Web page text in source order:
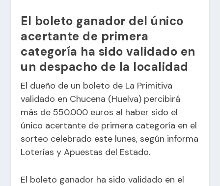
El boleto ganador del único
acertante de primera
categoría ha sido validado en
un despacho de la localidad
El dueño de un boleto de La Primitiva
validado en Chucena (Huelva) percibirá
más de 550.000 euros al haber sido el
único acertante de primera categoría en el
sorteo celebrado este lunes, según informa
Loterías y Apuestas del Estado.
El boleto ganador ha sido validado en el